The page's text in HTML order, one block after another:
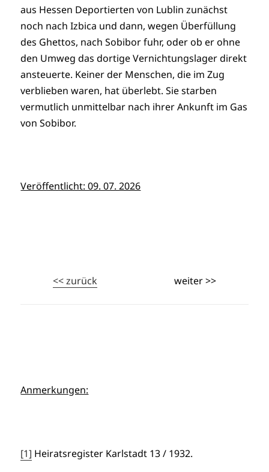
aus Hessen Deportierten von Lublin zunächst
noch nach Izbica und dann, wegen Überfüllung
des Ghettos, nach Sobibor fuhr, oder ob er ohne
den Umweg das dortige Vernichtungslager direkt
ansteuerte. Keiner der Menschen, die im Zug
verblieben waren, hat überlebt. Sie starben
vermutlich unmittelbar nach ihrer Ankunft im Gas
von Sobibor.
Veröffentlicht: 09. 07. 2026
<< zurück weiter >>
Anmerkungen:
[1] Heiratsregister Karlstadt 13 / 1932.